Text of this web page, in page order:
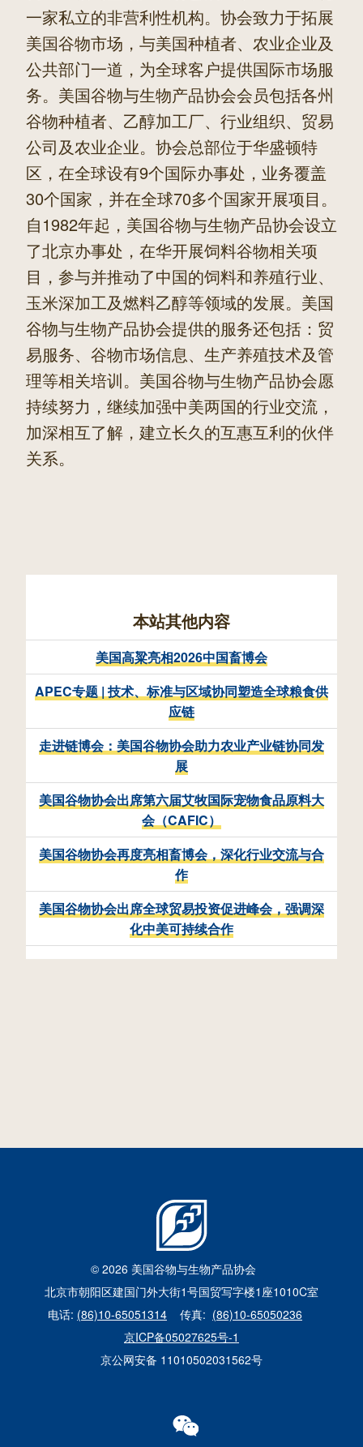
一家私立的非营利性机构。协会致力于拓展
美国谷物市场，与美国种植者、农业企业及
公共部门一道，为全球客户提供国际市场服
务。美国谷物与生物产品协会会员包括各州
谷物种植者、乙醇加工厂、行业组织、贸易
公司及农业企业。协会总部位于华盛顿特
区，在全球设有9个国际办事处，业务覆盖
30个国家，并在全球70多个国家开展项目。
自1982年起，美国谷物与生物产品协会设立
了北京办事处，在华开展饲料谷物相关项
目，参与并推动了中国的饲料和养殖行业、
玉米深加工及燃料乙醇等领域的发展。美国
谷物与生物产品协会提供的服务还包括：贸
易服务、谷物市场信息、生产养殖技术及管
理等相关培训。美国谷物与生物产品协会愿
持续努力，继续加强中美两国的行业交流，
加深相互了解，建立长久的互惠互利的伙伴
关系。
本站其他内容
美国高粱亮相2026中国畜博会
APEC专题 | 技术、标准与区域协同塑造全球粮食供
应链
走进链博会：美国谷物协会助力农业产业链协同发
展
美国谷物协会出席第六届艾牧国际宠物食品原料大
会（CAFIC）
美国谷物协会再度亮相畜博会，深化行业交流与合
作
美国谷物协会出席全球贸易投资促进峰会，强调深
化中美可持续合作
2026年6月24日
© 2026 美国谷物与生物产品协会
北京市朝阳区建国门外大街1号国贸写字楼1座1010C室
电话: (86)10-65051314 传真: (86)10-65050236
京ICP备05027625号-1
京公网安备 11010502031562号